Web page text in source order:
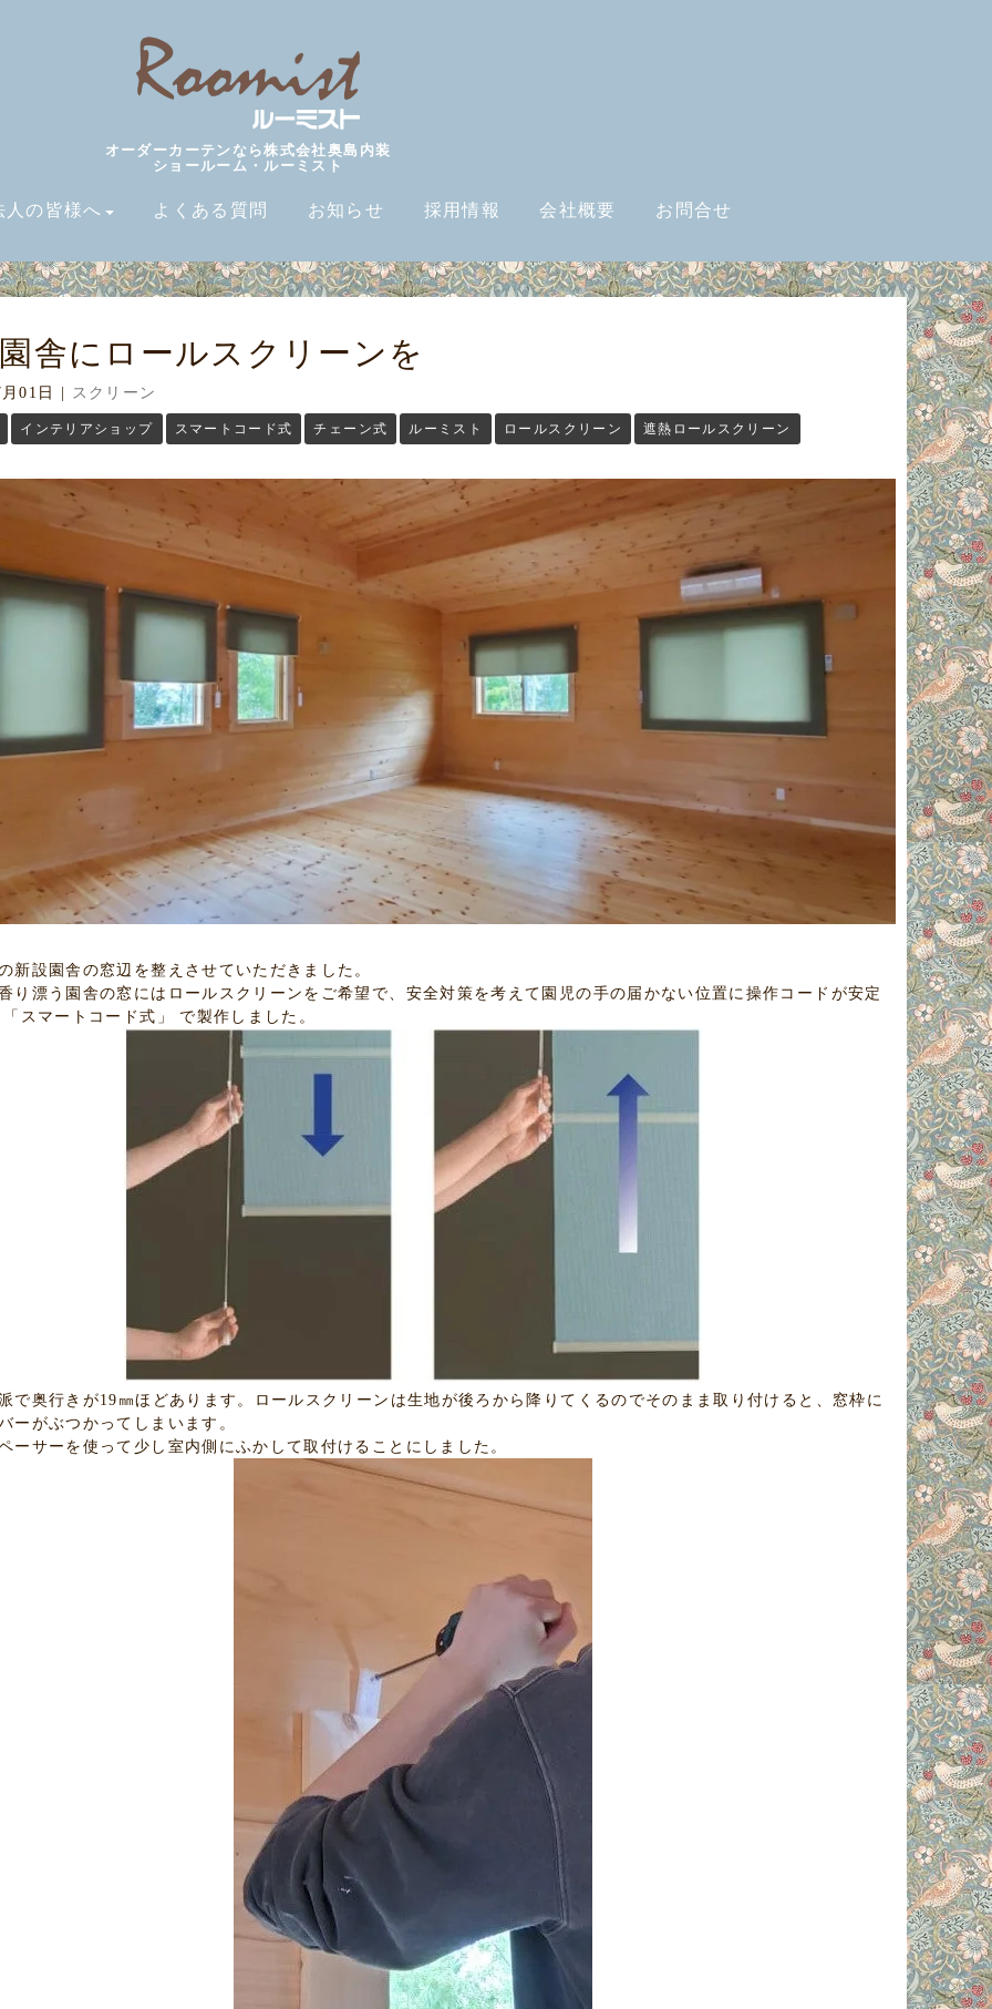
オーダーカーテンなら株式会社奥島内装
ショールーム・ルーミスト
人の皆様へ よくある質問 お知らせ 採用情報 会社概要 お問合せ
舎にロールスクリーンを
01日 スクリーン
インテリアショップ スマートコード式 チェーン式 ルーミスト ロールスクリーン 遮熱ロールスクリーン
新設園舎の窓辺を整えさせていただきました。
り漂う園舎の窓にはロールスクリーンをご希望で、安全対策を考えて園児の手の届かない位置に操作コードが安定
スマートコード式」 で製作しました。
で奥行きが19㎜ほどあります。ロールスクリーンは生地が後ろから降りてくるのでそのまま取り付けると、窓枠に
ーがぶつかってしまいます。
ーサーを使って少し室内側にふかして取付けることにしました。